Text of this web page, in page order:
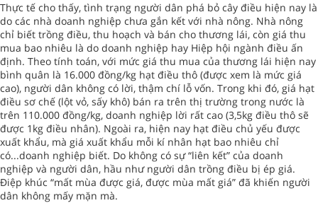
Thực tế cho thấy, tình trạng người dân phá bỏ cây điều hiện nay là
do các nhà doanh nghiệp chưa gắn kết với nhà nông. Nhà nông
chỉ biết trồng điều, thu hoạch và bán cho thương lái, còn giá thu
mua bao nhiêu là do doanh nghiệp hay Hiệp hội ngành điều ấn
định. Theo tính toán, với mức giá thu mua của thương lái hiện nay
bình quân là 16.000 đồng/kg hạt điều thô (được xem là mức giá
cao), người dân không có lời, thậm chí lỗ vốn. Trong khi đó, giá hạt
điều sơ chế (lột vỏ, sấy khô) bán ra trên thị trường trong nước là
trên 110.000 đồng/kg, doanh nghiệp lời rất cao (3,5kg điều thô sẽ
được 1kg điều nhân). Ngoài ra, hiện nay hạt điều chủ yếu được
xuất khẩu, mà giá xuất khẩu mỗi kí nhân hạt bao nhiêu chỉ
có...doanh nghiệp biết. Do không có sự “liên kết” của doanh
nghiệp và người dân, hầu như người dân trồng điều bị ép giá.
Điệp khúc “mất mùa được giá, được mùa mất giá” đã khiến người
dân không mấy mặn mà.